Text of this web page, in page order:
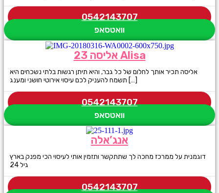
0542143707
וואטסאפ
אליסה 23 Alisa
אליסה תכיר אותך לחלום של כל גבר, והיא תיתן רגשות בלתי נשכחים היא
תשמח להעניק לכם עיסוי אירוטי חושני ומענג […]
0542143707
וואטסאפ
אנג’אלה
דוגמנית על ממרכז מחכה לך שתתקשר ותזמין אותי לעיסוי הכי מפנק בארץ
גיל 24
0542143707